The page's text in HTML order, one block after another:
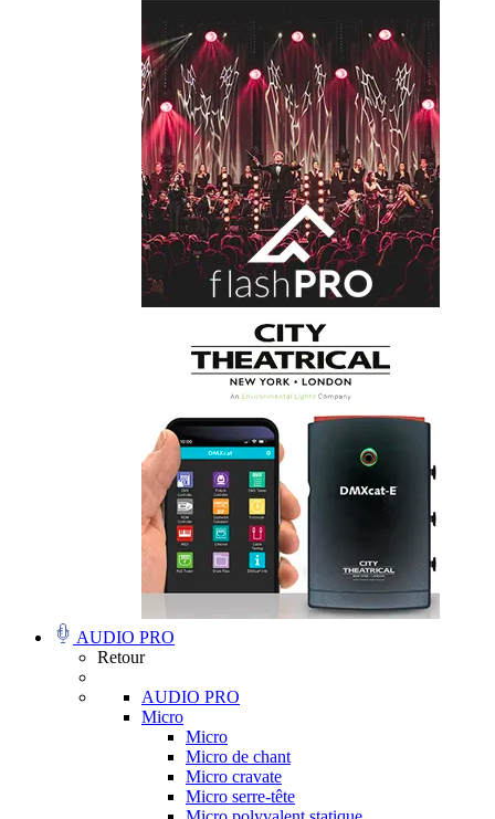
AUDIO PRO
Retour
AUDIO PRO
Micro
Micro
Micro de chant
Micro cravate
Micro serre-tête